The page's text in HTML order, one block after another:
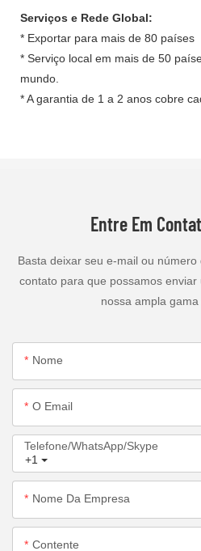
Serviços e Rede Global:
* Exportar para mais de 80 países
* Serviço local em mais de 50
mundo.
* A garantia de 1 a 2 anos cobre
Entre Em
Basta deixar seu e-mail ou
contato para que possamos
nossa ampla gama
Nome
O Email
+1
Telefone/WhatsApp/Skype
Nome Da Empresa
Contente